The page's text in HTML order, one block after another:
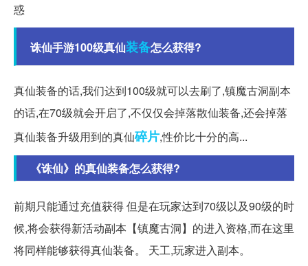
惑
诛仙手游100级真仙装备怎么获得?
真仙装备的话,我们达到100级就可以去刷了,镇魔古洞副本
的话,在70级就会开启了,不仅仅会掉落散仙装备,还会掉落
真仙装备升级用到的真仙碎片,性价比十分的高...
《诛仙》的真仙装备怎么获得?
前期只能通过充值获得 但是在玩家达到70级以及90级的时
候,将会获得新活动副本【镇魔古洞】的进入资格,而在这里
将同样能够获得真仙装备。 天工,玩家进入副本。